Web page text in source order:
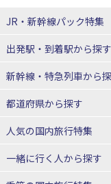
JR・新幹線パック特集
JR・新幹線＋ホテルパック
出張パック
出発駅・到着駅から探す
秋田⇔東京 新幹線パック
仙台→東京 新幹線パック
富山⇔東京 新幹線パック
東京→仙台 新幹線パック
新幹線・特急列車から
北海道新幹線 旅行
山形新幹線 旅行
東海道新幹線 旅行
都道府県から探す
北海道旅行・ツアー
人気の国内旅行特集
東京ディズニーリゾート®
一緒に行く人から探す